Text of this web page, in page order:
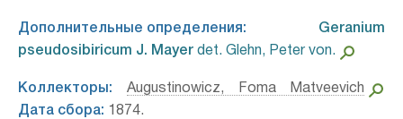
Дополнительные определения:
Geranium
pseudosibiricum J. Mayer⁣ det. Glehn, Peter von.
Коллекторы:
Augustinowicz, Foma Matveevich
Дата сбора: 1874.